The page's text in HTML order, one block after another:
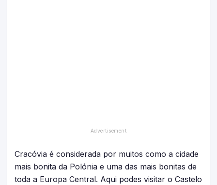
Cracóvia é considerada por muitos como a cidade
mais bonita da Polónia e uma das mais bonitas de
toda a Europa Central. Aqui podes visitar o Castelo